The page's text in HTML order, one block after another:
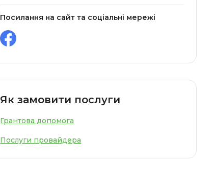
Посилання на сайт та соціальні мережі
Як замовити послуги
Грантова допомога
Послуги провайдера